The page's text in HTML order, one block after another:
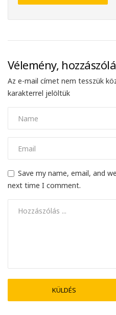
Vélemény,
Az e-mail címet nem tesszük
karakterrel jelöltük
Save my name, email, and
next time I comment.